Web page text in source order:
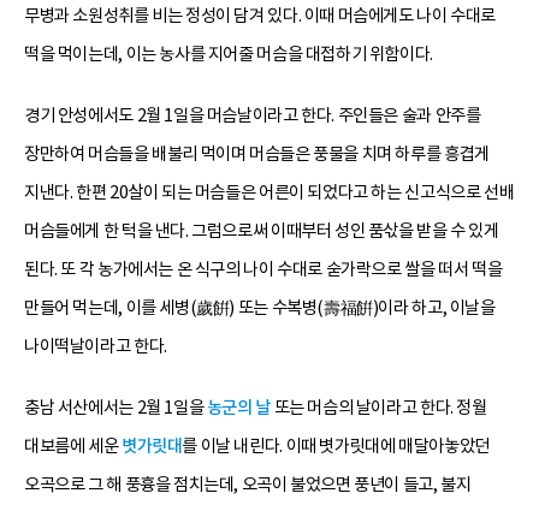
무병과 소원성취를 비는 정성이 담겨 있다. 이때 머슴에게도 나이 수대로
떡을 먹이는데, 이는 농사를 지어줄 머슴을 대접하기 위함이다.
경기 안성에서도 2월 1일을 머슴날이라고 한다. 주인들은 술과 안주를
장만하여 머슴들을 배불리 먹이며 머슴들은 풍물을 치며 하루를 흥겹게
지낸다. 한편 20살이 되는 머슴들은 어른이 되었다고 하는 신고식으로 선배
머슴들에게 한 턱을 낸다. 그럼으로써 이때부터 성인 품삯을 받을 수 있게
된다. 또 각 농가에서는 온 식구의 나이 수대로 숟가락으로 쌀을 떠서 떡을
만들어 먹는데, 이를 세병(歲餠) 또는 수복병(壽福餠)이라 하고, 이날을
나이떡날이라고 한다.
충남 서산에서는 2월 1일을농군의 날또는 머슴의 날이라고 한다. 정월
대보름에 세운볏가릿대를 이날 내린다. 이때 볏가릿대에 매달아놓았던
오곡으로 그 해 풍흉을 점치는데, 오곡이 불었으면 풍년이 들고, 불지